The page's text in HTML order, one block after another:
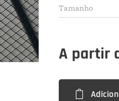
Tamanho
A partir